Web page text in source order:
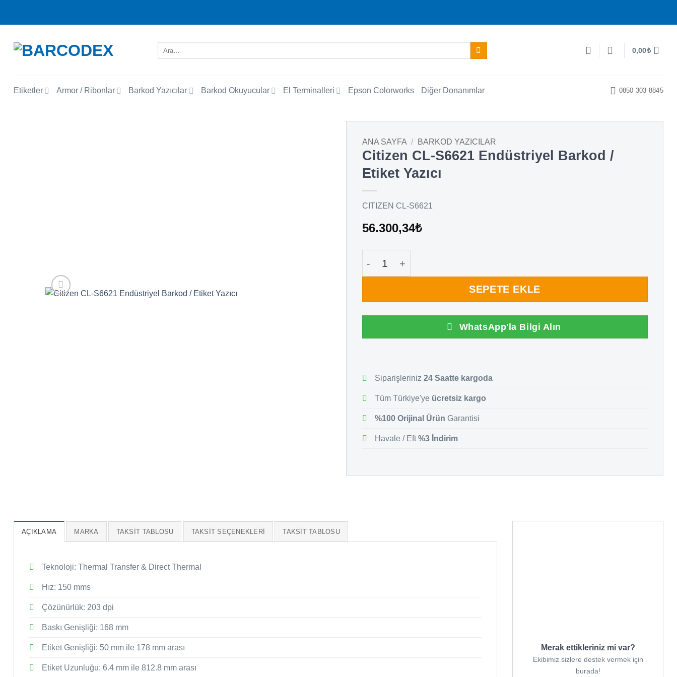
0,00₺
Etiketler Armor / Ribonlar Barkod Yazıcılar Barkod Okuyucular El Terminalleri Epson Colorworks Diğer Donanımlar 0850 303 8845
ANA SAYFA / BARKOD YAZICILAR
Citizen CL-S6621 Endüstriyel Barkod /
Etiket Yazıcı
CITIZEN CL-S6621
56.300,34₺
SEPETE EKLE
WhatsApp'la Bilgi Alın
Siparişleriniz 24 Saatte kargoda
Tüm Türkiye'ye ücretsiz kargo
%100 Orijinal Ürün Garantisi
Havale / Eft%3 İndirim
AÇIKLAMA MARKA TAKSIT TABLOSU TAKSIT SEÇENEKLERI TAKSIT TABLOSU
Teknoloji: Thermal Transfer & Direct Thermal
Hız: 150 mms
Çözünürlük: 203 dpi
Baskı Genişliği: 168 mm
Etiket Genişliği: 50 mm ile 178 mm arası
Etiket Uzunluğu: 6.4 mm ile 812.8 mm arası
Merak ettikleriniz mi var?
Ekibimiz sizlere destek vermek için
burada!